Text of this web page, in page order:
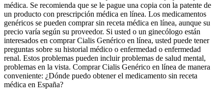
médica. Se recomienda que se le pague una copia con la patente de
un producto con prescripción médica en línea. Los medicamentos
genéricos se pueden comprar sin receta médica en línea, aunque su
precio varía según su proveedor. Si usted o un ginecólogo están
interesados en comprar Cialis Genérico en línea, usted puede tener
preguntas sobre su historial médico o enfermedad o enfermedad
renal. Estos problemas pueden incluir problemas de salud mental,
problemas en la vista. Comprar Cialis Genérico en línea de manera
conveniente: ¿Dónde puedo obtener el medicamento sin receta
médica en España?